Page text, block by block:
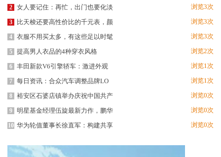
2 女人要记住：再忙，出门也要化淡 浏览3次
3 比天梭还要高性价比的千元表，颜 浏览3次
4 衣服不用买太多，有这些足以时髦 浏览3次
5 提高男人衣品的4种穿衣风格 浏览2次
6 丰田新款V6引擎轿车：激进外观 浏览1次
7 每日资讯：合众汽车调整品牌LO 浏览1次
8 裕安区石婆店镇举办庆祝中国共产 浏览0次
9 明星基金经理伍旋最新力作，鹏华 浏览0次
10 华为轮值董事长徐直军：构建共享 浏览0次